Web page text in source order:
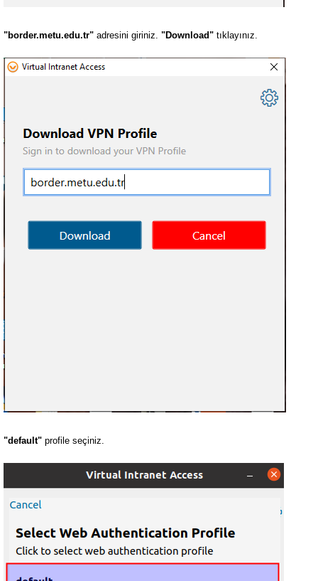
"border.metu.edu.tr" adresini giriniz. "Download" tıklayınız.
"default" profile seçiniz.